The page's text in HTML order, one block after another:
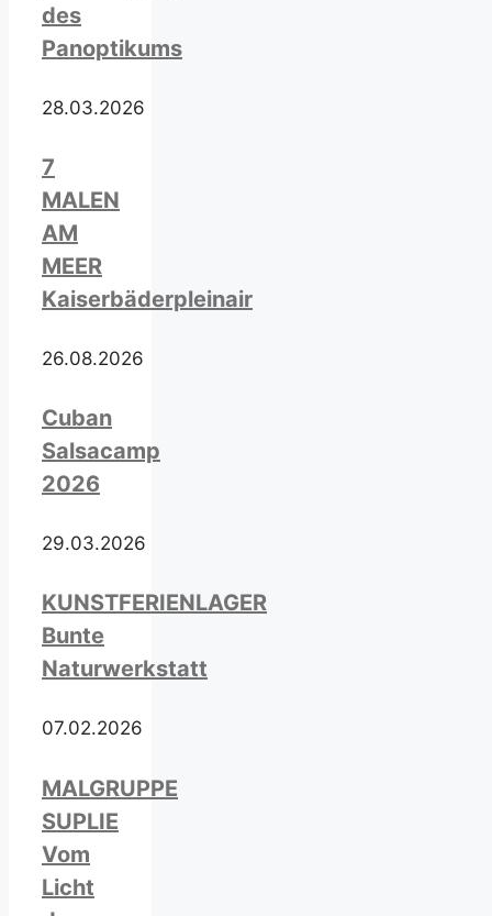
des
Panoptikums
28.03.2026
7
MALEN
AM
MEER
Kaiserbäderpleinair
26.08.2026
Cuban
Salsacamp
2026
29.03.2026
KUNSTFERIENLAGER
Bunte
Naturwerkstatt
07.02.2026
MALGRUPPE
SUPLIE
Vom
Licht